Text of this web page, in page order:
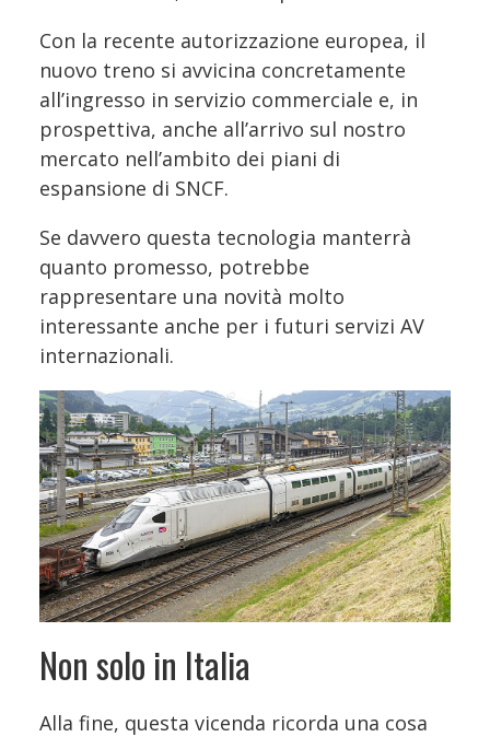
Con la recente autorizzazione europea, il
nuovo treno si avvicina concretamente
all’ingresso in servizio commerciale e, in
prospettiva, anche all’arrivo sul nostro
mercato nell’ambito dei piani di
espansione di SNCF.
Se davvero questa tecnologia manterrà
quanto promesso, potrebbe
rappresentare una novità molto
interessante anche per i futuri servizi AV
internazionali.
Non solo in Italia
Alla fine, questa vicenda ricorda una cosa